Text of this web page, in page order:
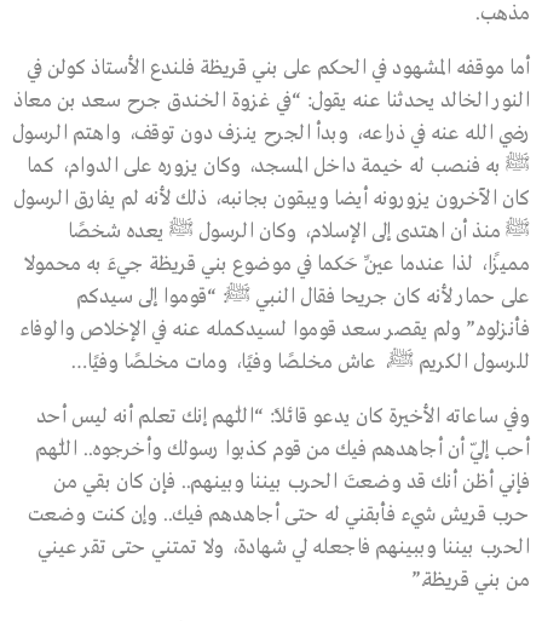
مذهب.
أما موقفه المشهود في الحكم على بني قريظة فلندع الأستاذ كولن في
النور الخالد يحدثنا عنه يقول: “في غزوة الخندق جرح سعد بن معاذ
رضي الله عنه في ذراعه، وبدأ الجرح ينـزف دون توقف، واهتم الرسول
ﷺ به فنصب له خيمة داخل المسجد، وكان يزوره على الدوام، كما
كان الآخرون يزورونه أيضا ويبقون بجانبه، ذلك لأنه لم يفارق الرسول
ﷺ منذ أن اهتدى إلى الإسلام، وكان الرسول ﷺ يعده شخصًا
مميزًا، لذا عندما عيِّن حَكما في موضوع بني قريظة جيءَ به محمولا
على حمار لأنه كان جريحا فقال النبي ﷺ: “قوموا إلى سيدكم
فأنـزلوه.” ولم يقصر سعد قوموا لسيدكمله عنه في الإخلاص والوفاء
للرسول الكريم ﷺ، عاش مخلصًا وفيًا، ومات مخلصًا وفيًا…
وفي ساعاته الأخيرة كان يدعو قائلاً: “اللّٰهم إنك تعلم أنه ليس أحد
أحب إليّ أن أجاهدهم فيك من قوم كذبوا رسولك وأخرجوه.. اللّٰهم
فإني أظن أنك قد وضعتَ الحرب بيننا وبينهم.. فإن كان بقي من
حرب قريش شيء فأبقني له حتى أجاهدهم فيك.. وإن كنت وضعت
الحرب بيننا وببينهم فاجعله لي شهادة، ولا تمتني حتى تقر عيني
من بني قريظة.”